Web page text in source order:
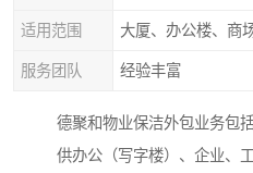
适用范围 大厦、办公楼、商
服务团队 经验丰富
德聚和物业保洁外包业务包
供办公（写字楼）、企业、